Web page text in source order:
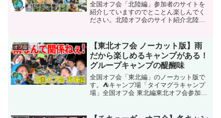
全国オフ会「北陸編」参加者のサイトを
紹介していますのでとことん楽しんでく
ださい。北陸オフ会のサイト紹介北陸オ
ンさん（ランタンケース） ■ぐっちさん
（サイドテー...
オフ会
【東北オフ会 ノーカット版】雨
だから楽しめるキャンプがある！
グループキャンプの醍醐味
全国オフ会「東北編」のノーカット版で
す。⛺キャンプ場「タイマグラキャンプ
場」全国オフ会 東北編東北オフ会参加者
タープ■メッシュテント■オイルランタン